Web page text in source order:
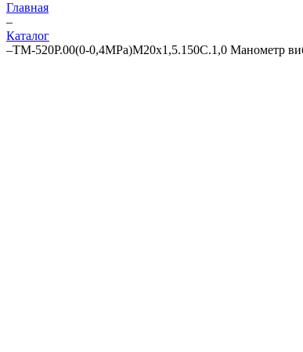
Главная
–
Каталог
–ТМ-520Р.00(0-0,4MPa)М20х1,5.150C.1,0 Манометр